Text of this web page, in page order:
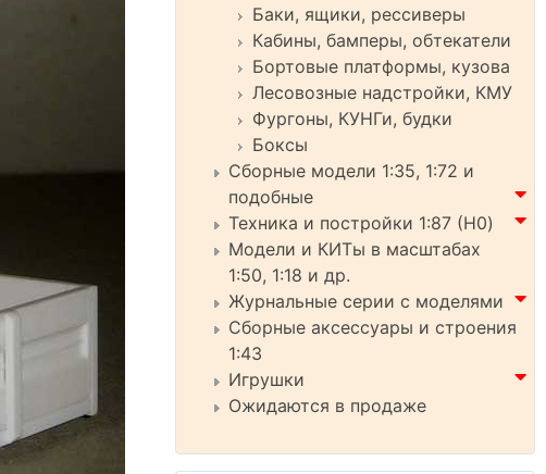
Баки, ящики, рессиверы
Кабины, бамперы, обтекатели
Бортовые платформы, кузова
Лесовозные надстройки, КМУ
Фургоны, КУНГи, будки
Боксы
Сборные модели 1:35, 1:72 и
подобные
Техника и постройки 1:87 (H0)
Модели и КИТы в масштабах
1:50, 1:18 и др.
Журнальные серии с моделями
Сборные аксессуары и строения
1:43
Игрушки
Ожидаются в продаже